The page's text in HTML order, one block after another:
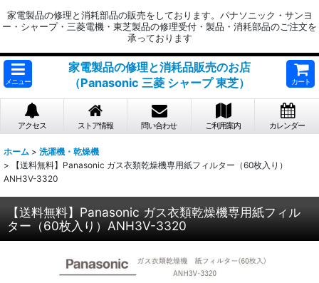
家電製品の修理と消耗部品の販売をしております。パナソニック・サンヨ
ー・シャープ・三菱電機・東芝製品の修理受付・製品・消耗部品のご注文を
承っております
メニュー
家電製品の修理と消耗品販売のお店
（Panasonic 三菱 シャープ 東芝）
カート
アクセス ストア情報 問い合わせ ご利用案内 カレンダー
ホーム > 洗濯機・乾燥機
>
【送料無料】Panasonic ガス衣類乾燥機専用紙フィルター（60枚入り）
ANH3V-3320
【送料無料】Panasonic ガス衣類乾燥機専用紙フィル
ター（60枚入り）ANH3V-3320